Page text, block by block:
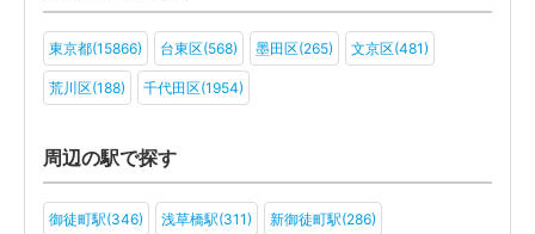
社会福祉法人(9) 医療法人(16) ＮＰＯ法人(8) 学校法人(7)
一般社団法人(13) その他(10)
東京都(15866) 台東区(568) 墨田区(265) 文京区(481)
荒川区(188) 千代田区(1954)
周辺の駅で探す
御徒町駅(346) 浅草橋駅(311) 新御徒町駅(286)